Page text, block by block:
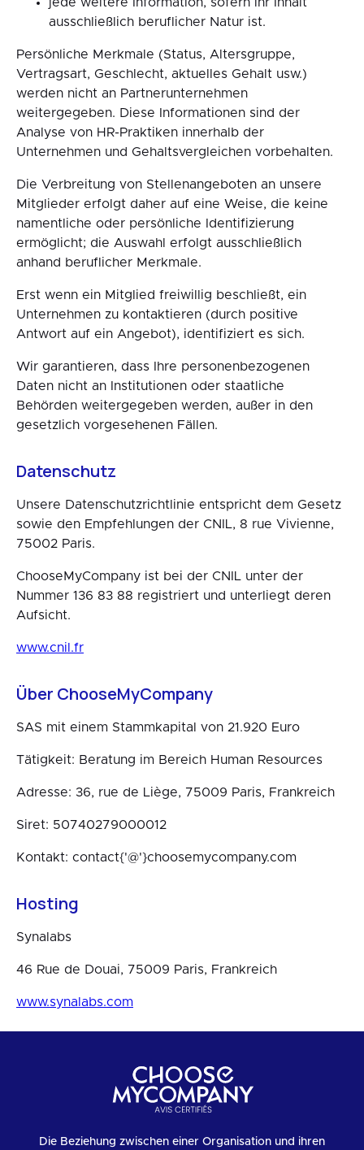
ausschließlich beruflicher Natur ist.
Persönliche Merkmale (Status, Altersgruppe,
Vertragsart, Geschlecht, aktuelles Gehalt usw.)
werden nicht an Partnerunternehmen
weitergegeben. Diese Informationen sind der
Analyse von HR-Praktiken innerhalb der
Unternehmen und Gehaltsvergleichen vorbehalten.
Die Verbreitung von Stellenangeboten an unsere
Mitglieder erfolgt daher auf eine Weise, die keine
namentliche oder persönliche Identifizierung
ermöglicht; die Auswahl erfolgt ausschließlich
anhand beruflicher Merkmale.
Erst wenn ein Mitglied freiwillig beschließt, ein
Unternehmen zu kontaktieren (durch positive
Antwort auf ein Angebot), identifiziert es sich.
Wir garantieren, dass Ihre personenbezogenen
Daten nicht an Institutionen oder staatliche
Behörden weitergegeben werden, außer in den
gesetzlich vorgesehenen Fällen.
Datenschutz
Unsere Datenschutzrichtlinie entspricht dem Gesetz
sowie den Empfehlungen der CNIL, 8 rue Vivienne,
75002 Paris.
ChooseMyCompany ist bei der CNIL unter der
Nummer 136 83 88 registriert und unterliegt deren
Aufsicht.
www.cnil.fr
Über ChooseMyCompany
SAS mit einem Stammkapital von 21.920 Euro
Tätigkeit: Beratung im Bereich Human Resources
Adresse: 36, rue de Liège, 75009 Paris, Frankreich
Siret: 50740279000012
Kontakt: contact{'@'}choosemycompany.com
Hosting
Synalabs
46 Rue de Douai, 75009 Paris, Frankreich
www.synalabs.com
Die Beziehung zwischen einer Organisation und ihren